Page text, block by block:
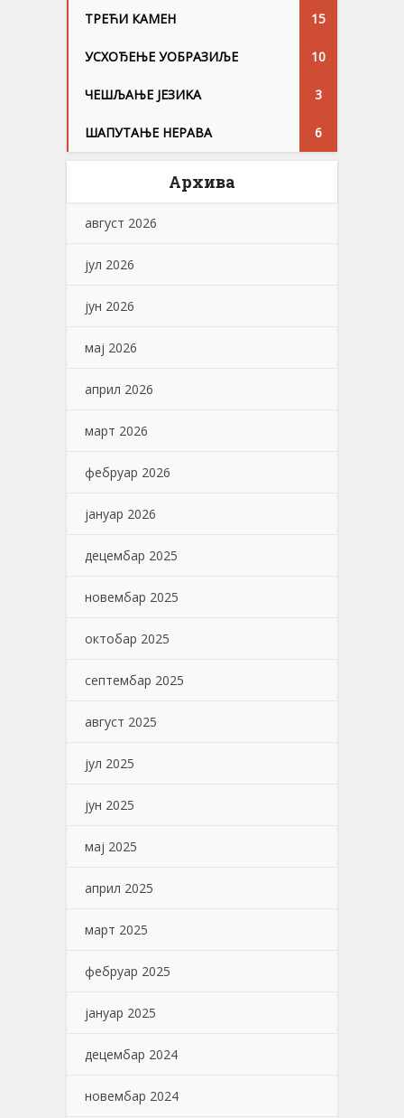
ТРЕЋИ КАМЕН 15
УСХОЂЕЊЕ УОБРАЗИЉЕ 10
ЧЕШЉАЊЕ ЈЕЗИKА 3
ШАПУТАЊЕ НЕРАВА 6
Архива
август 2026
јул 2026
јун 2026
мај 2026
април 2026
март 2026
фебруар 2026
јануар 2026
децембар 2025
новембар 2025
октобар 2025
септембар 2025
август 2025
јул 2025
јун 2025
мај 2025
април 2025
март 2025
фебруар 2025
јануар 2025
децембар 2024
новембар 2024